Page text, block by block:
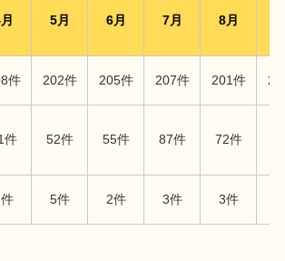
5月 6月 7月 8月
件 202件 205件 207件 201件
件 52件 55件 87件 72件
5件 2件 3件 3件